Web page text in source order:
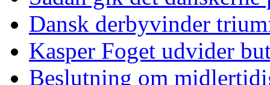
Dansk derbyvinder
Kasper Foget udvider
Beslutning om